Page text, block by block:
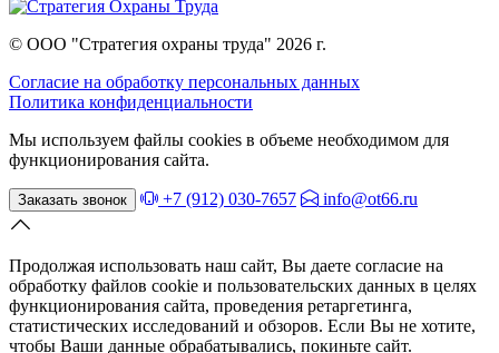
© ООО "Стратегия охраны труда" 2026 г.
Согласие на обработку персональных данных
Политика конфиденциальности
Мы используем файлы cookies в объеме необходимом для
функционирования сайта.
Заказать звонок +7 (912) 030-7657 info@ot66.ru
Продолжая использовать наш сайт, Вы даете согласие на
обработку файлов cookie и пользовательских данных в целях
функционирования сайта, проведения ретаргетинга,
статистических исследований и обзоров. Если Вы не хотите,
чтобы Ваши данные обрабатывались, покиньте сайт.